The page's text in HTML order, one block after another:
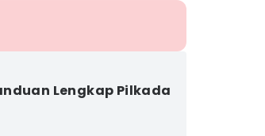
Lengkap Pilkada